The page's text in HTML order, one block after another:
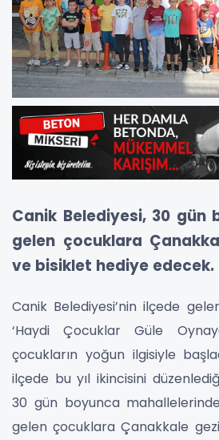
Canik Belediyesi, 30 gün
gelen çocuklara
ve bisiklet hediye edecek.
Canik Belediyesi’nin ilçede
‘Haydi Çocuklar Güle
çocukların yoğun ilgisiyle
ilçede bu yıl ikincisini
30 gün boyunca
gelen çocuklara Çanakkale